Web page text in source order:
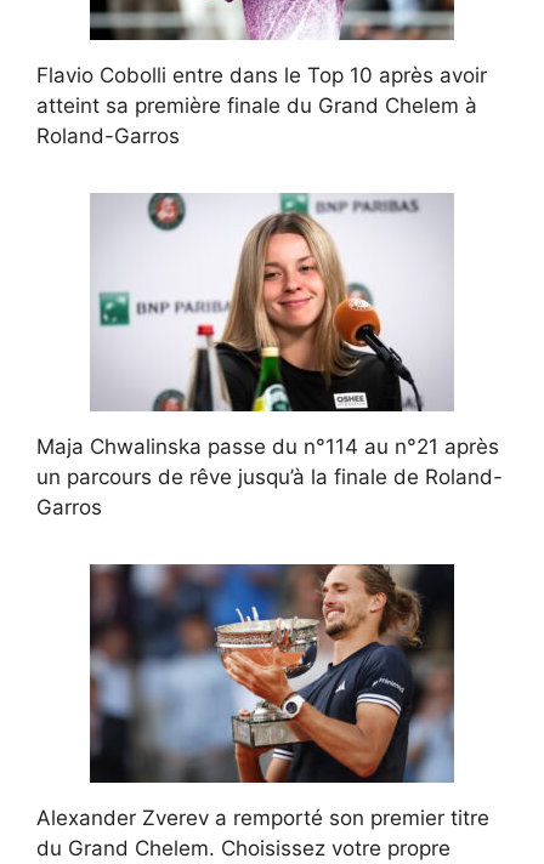
Flavio Cobolli entre dans le Top 10 après avoir
atteint sa première finale du Grand Chelem à
Roland-Garros
Maja Chwalinska passe du n°114 au n°21 après
un parcours de rêve jusqu’à la finale de Roland-
Garros
Alexander Zverev a remporté son premier titre
du Grand Chelem. Choisissez votre propre